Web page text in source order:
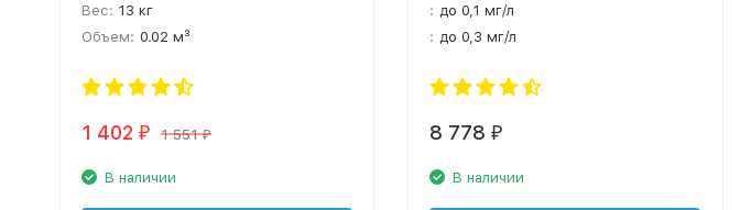
Вес: 13 кг
Объем: 0.02 м³
1 402 ₽ 1 551 ₽
В наличии
: до 0,1 мг/л
: до 0,3 мг/л
8 778 ₽
В наличии